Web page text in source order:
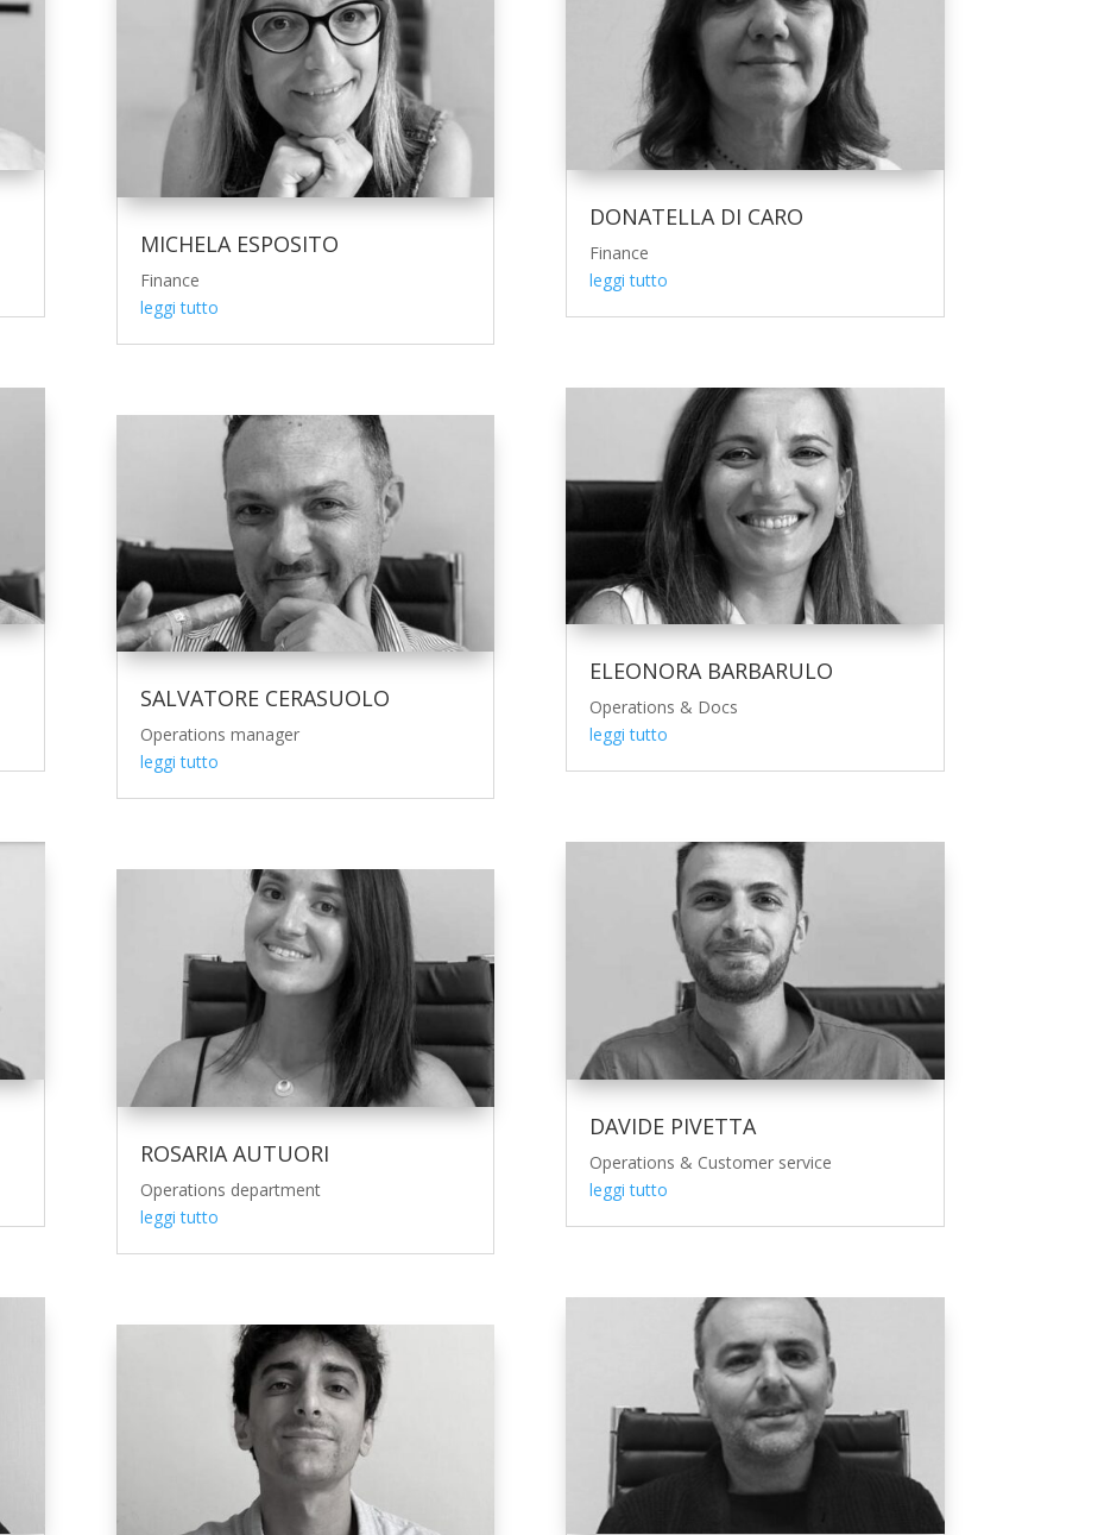
MICHELA ESPOSITO
Finance
leggi tutto
SALVATORE CERASUOLO
Operations manager
leggi tutto
ROSARIA AUTUORI
Operations department
leggi tutto
DONATELLA DI CARO
Finance
leggi tutto
ELEONORA BARBARULO
Operations & Docs
leggi tutto
DAVIDE PIVETTA
Operations & Customer service
leggi tutto